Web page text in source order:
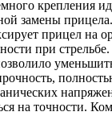
крепления
замены
прицел на
при
на точности.